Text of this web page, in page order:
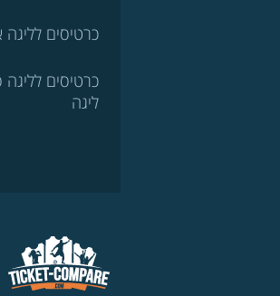
כרטיסים לליגה
כרטיסים
ליגה